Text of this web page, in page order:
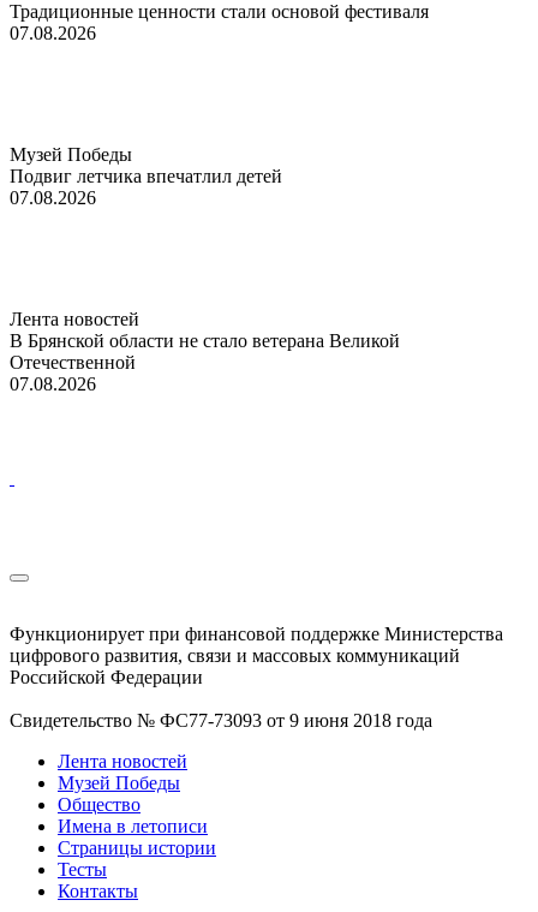
Традиционные ценности стали основой фестиваля
07.08.2026
Музей Победы
Подвиг летчика впечатлил детей
07.08.2026
Лента новостей
В Брянской области не стало ветерана Великой
Отечественной
07.08.2026
Функционирует при финансовой поддержке Министерства
цифрового развития, связи и массовых коммуникаций
Российской Федерации
Свидетельство № ФС77-73093 от 9 июня 2018 года
Лента новостей
Музей Победы
Общество
Имена в летописи
Страницы истории
Тесты
Контакты